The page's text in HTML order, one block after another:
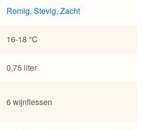
Romig, Stevig, Zacht
16-18 °C
0,75 liter
6 wijnflessen